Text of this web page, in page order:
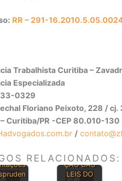
RR – 291-
Trabalhista Curitiba –
Especializada
0329
Floriano Peixoto, 228 /
Curitiba/PR -CEP 80.010-130
/
RELACIONADOS:
CONSOLIDA
ÇÃO DAS
LEIS DO